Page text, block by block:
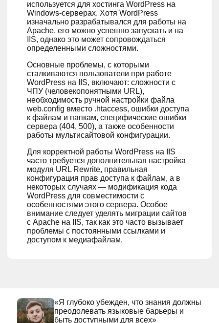
используется для хостинга WordPress на
Windows-серверах. Хотя WordPress
изначально разрабатывался для работы на
Apache, его можно успешно запускать и на
IIS, однако это может сопровождаться
определенными сложностями.
Основные проблемы, с которыми
сталкиваются пользователи при работе
WordPress на IIS, включают: сложности с
ЧПУ (человекопонятными URL),
необходимость ручной настройки файла
web.config вместо .htaccess, ошибки доступа
к файлам и папкам, специфические ошибки
сервера (404, 500), а также особенности
работы мультисайтовой конфигурации.
Для корректной работы WordPress на IIS
часто требуется дополнительная настройка
модуля URL Rewrite, правильная
конфигурация прав доступа к файлам, а в
некоторых случаях — модификация кода
WordPress для совместимости с
особенностями этого сервера. Особое
внимание следует уделять миграции сайтов
с Apache на IIS, так как это часто вызывает
проблемы с постоянными ссылками и
доступом к медиафайлам.
«Я глубоко убежден, что знания должны
преодолевать языковые барьеры и
быть доступными для всех»